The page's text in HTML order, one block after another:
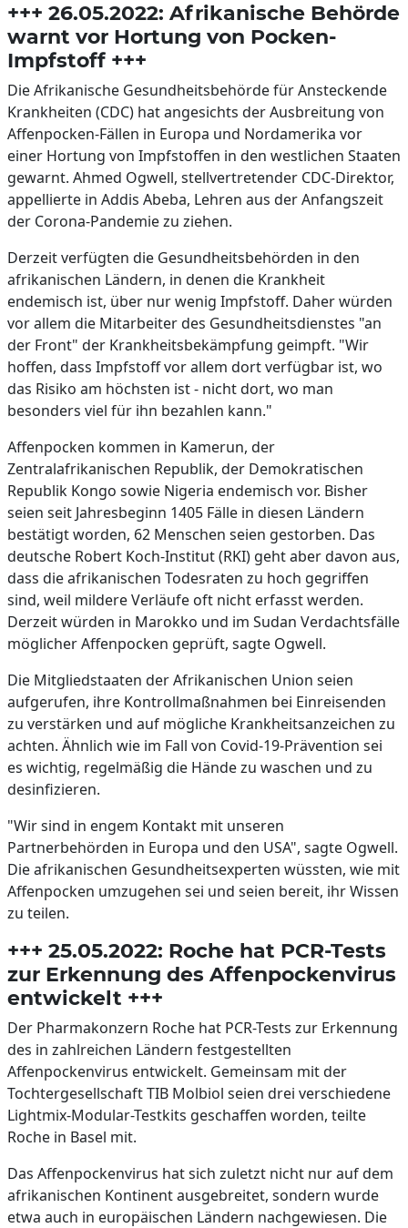
+++ 26.05.2022: Afrikanische Behörde
warnt vor Hortung von Pocken-
Impfstoff +++
Die Afrikanische Gesundheitsbehörde für Ansteckende
Krankheiten (CDC) hat angesichts der Ausbreitung von
Affenpocken-Fällen in Europa und Nordamerika vor
einer Hortung von Impfstoffen in den westlichen Staaten
gewarnt. Ahmed Ogwell, stellvertretender CDC-Direktor,
appellierte in Addis Abeba, Lehren aus der Anfangszeit
der Corona-Pandemie zu ziehen.
Derzeit verfügten die Gesundheitsbehörden in den
afrikanischen Ländern, in denen die Krankheit
endemisch ist, über nur wenig Impfstoff. Daher würden
vor allem die Mitarbeiter des Gesundheitsdienstes "an
der Front" der Krankheitsbekämpfung geimpft. "Wir
hoffen, dass Impfstoff vor allem dort verfügbar ist, wo
das Risiko am höchsten ist - nicht dort, wo man
besonders viel für ihn bezahlen kann."
Affenpocken kommen in Kamerun, der
Zentralafrikanischen Republik, der Demokratischen
Republik Kongo sowie Nigeria endemisch vor. Bisher
seien seit Jahresbeginn 1405 Fälle in diesen Ländern
bestätigt worden, 62 Menschen seien gestorben. Das
deutsche Robert Koch-Institut (RKI) geht aber davon aus,
dass die afrikanischen Todesraten zu hoch gegriffen
sind, weil mildere Verläufe oft nicht erfasst werden.
Derzeit würden in Marokko und im Sudan Verdachtsfälle
möglicher Affenpocken geprüft, sagte Ogwell.
Die Mitgliedstaaten der Afrikanischen Union seien
aufgerufen, ihre Kontrollmaßnahmen bei Einreisenden
zu verstärken und auf mögliche Krankheitsanzeichen zu
achten. Ähnlich wie im Fall von Covid-19-Prävention sei
es wichtig, regelmäßig die Hände zu waschen und zu
desinfizieren.
"Wir sind in engem Kontakt mit unseren
Partnerbehörden in Europa und den USA", sagte Ogwell.
Die afrikanischen Gesundheitsexperten wüssten, wie mit
Affenpocken umzugehen sei und seien bereit, ihr Wissen
zu teilen.
+++ 25.05.2022: Roche hat PCR-Tests
zur Erkennung des Affenpockenvirus
entwickelt +++
Der Pharmakonzern Roche hat PCR-Tests zur Erkennung
des in zahlreichen Ländern festgestellten
Affenpockenvirus entwickelt. Gemeinsam mit der
Tochtergesellschaft TIB Molbiol seien drei verschiedene
Lightmix-Modular-Testkits geschaffen worden, teilte
Roche in Basel mit.
Das Affenpockenvirus hat sich zuletzt nicht nur auf dem
afrikanischen Kontinent ausgebreitet, sondern wurde
etwa auch in europäischen Ländern nachgewiesen. Die